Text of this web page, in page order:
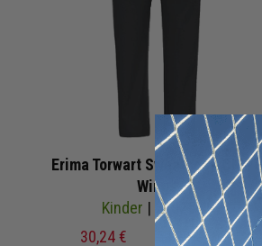
Erima Torwart Sweathose CMPT
Wings
Kinder | 2102501
30,24 €
54,99 € UVP